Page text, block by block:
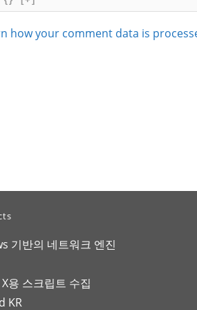
how your comment data is
기반의 네트워크 엔진
용 스크립트 수집
KR